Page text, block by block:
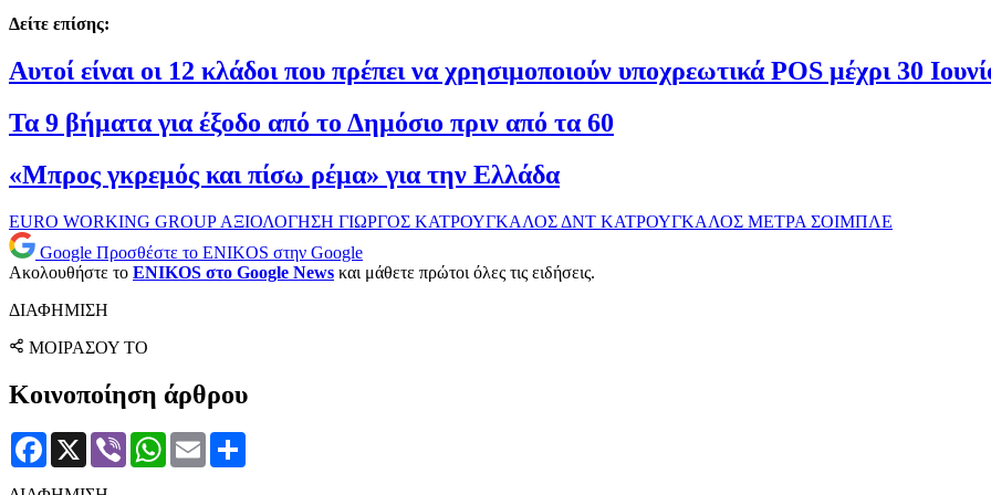
Δείτε επίσης:
Αυτοί είναι οι 12 κλάδοι που πρέπει να χρησιμοποιούν υποχρεωτικά POS μέχρι 30
Τα 9 βήματα για έξοδο από το Δημόσιο πριν από τα 60
«Μπρος γκρεμός και πίσω ρέμα» για την Ελλάδα
EURO WORKING GROUP ΑΞΙΟΛΟΓΗΣΗ ΓΙΩΡΓΟΣ ΚΑΤΡΟΥΓΚΑΛΟΣ ΔΝΤ ΚΑΤΡΟΥΓΚΑΛΟΣ ΜΕΤΡΑ ΣΟΙΜΠΛΕ
Google Προσθέστε το ENIKOS στην Google
Ακολουθήστε το ENIKOS στο Google News και μάθετε πρώτοι όλες τις ειδήσεις.
ΔΙΑΦΗΜΙΣΗ
ΜΟΙΡΑΣΟΥ ΤΟ
Κοινοποίηση άρθρου
Facebook
X Viber WhatsApp
Email